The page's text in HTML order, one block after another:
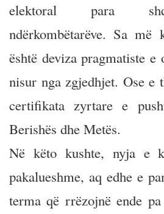
elektoral para
ndërkombëtarëve. Sa
është deviza pragmatiste e
nisur nga zgjedhjet. Ose e
certifikata zyrtare e
Berishës dhe Metës.
Në këto kushte, nyja e
pakalueshme, aq edhe e
terma që rrëzojnë ende